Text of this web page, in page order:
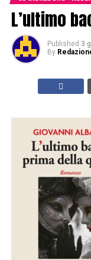
L’ultimo
Published 3
By